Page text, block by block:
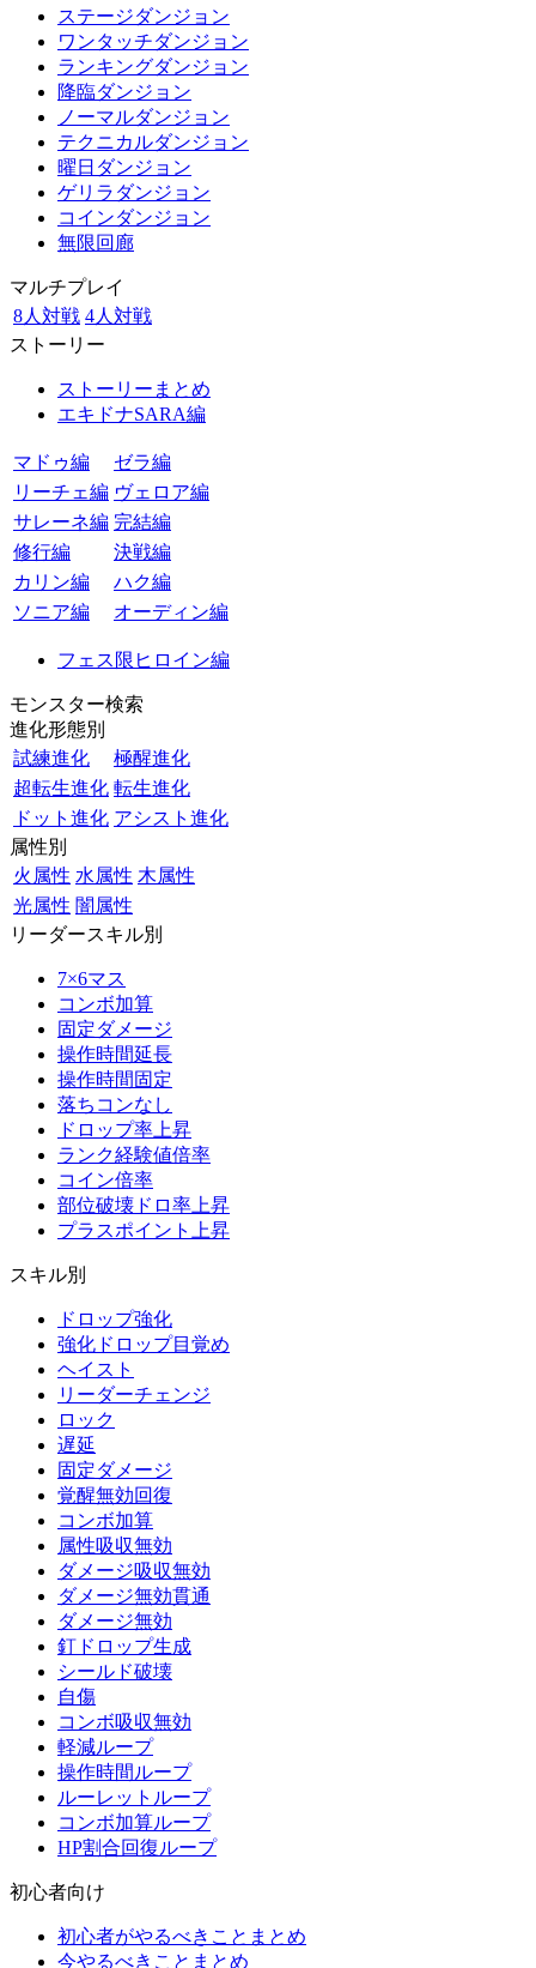
ステージダンジョン
ワンタッチダンジョン
ランキングダンジョン
降臨ダンジョン
ノーマルダンジョン
テクニカルダンジョン
曜日ダンジョン
ゲリラダンジョン
コインダンジョン
無限回廊
マルチプレイ
8人対戦 4人対戦
ストーリー
ストーリーまとめ
エキドナSARA編
マドゥ編
ゼラ編
リーチェ編 ヴェロア編
サレーネ編 完結編
修行編
決戦編
カリン編
ハク編
ソニア編
オーディン編
フェス限ヒロイン編
モンスター検索
進化形態別
試練進化
極醒進化
超転生進化 転生進化
ドット進化 アシスト進化
属性別
火属性 水属性 木属性
光属性 闇属性
リーダースキル別
7×6マス
コンボ加算
固定ダメージ
操作時間延長
操作時間固定
落ちコンなし
ドロップ率上昇
ランク経験値倍率
コイン倍率
部位破壊ドロ率上昇
プラスポイント上昇
スキル別
ドロップ強化
強化ドロップ目覚め
ヘイスト
リーダーチェンジ
ロック
遅延
固定ダメージ
覚醒無効回復
コンボ加算
属性吸収無効
ダメージ吸収無効
ダメージ無効貫通
ダメージ無効
釘ドロップ生成
シールド破壊
自傷
コンボ吸収無効
軽減ループ
操作時間ループ
ルーレットループ
コンボ加算ループ
HP割合回復ループ
初心者向け
初心者がやるべきことまとめ
今やるべきことまとめ